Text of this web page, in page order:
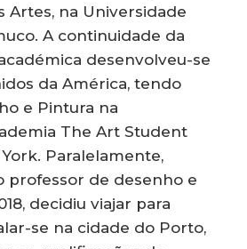
Artes, na Universidade
A continuidade da
desenvolveu-se
da América, tendo
e Pintura na
The Art Student
Paralelamente,
professor de desenho e
decidiu viajar para
se na cidade do Porto,